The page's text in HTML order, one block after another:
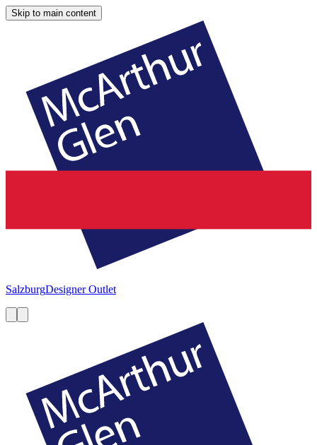
Skip to main content
SalzburgDesigner Outlet